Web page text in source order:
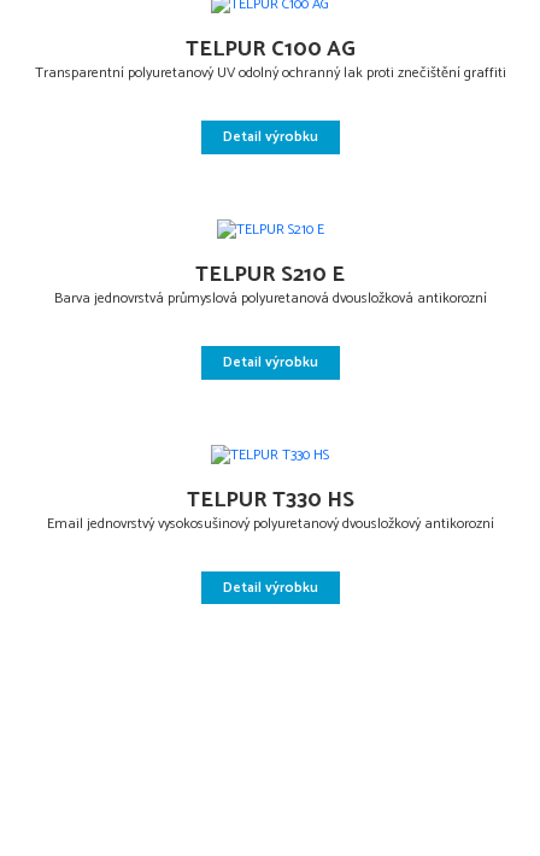
TELPUR C100 AG
Transparentní polyuretanový UV odolný ochranný lak proti znečištění graffiti
Detail výrobku
TELPUR S210 E
Barva jednovrstvá průmyslová polyuretanová dvousložková antikorozní
Detail výrobku
TELPUR T330 HS
Email jednovrstvý vysokosušinový polyuretanový dvousložkový antikorozní
Detail výrobku